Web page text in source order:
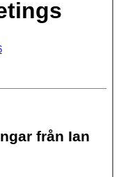
från Ian